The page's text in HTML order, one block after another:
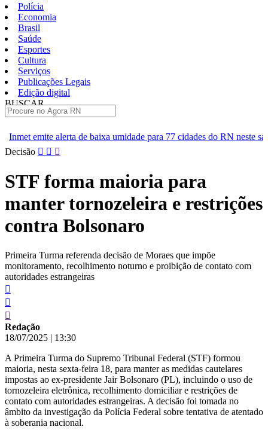
Polícia
Economia
Brasil
Saúde
Esportes
Cultura
Serviços
Publicações Legais
Edição digital
BUSCAR
baixa umidade para 77 cidades do RN neste sábado
Polícia
Pular
conteúdo
Decisão
STF forma maioria para
manter tornozeleira e restrições
contra Bolsonaro
Primeira Turma referenda decisão de Moraes que impõe
monitoramento, recolhimento noturno e proibição de contato com
autoridades estrangeiras
Redação
18/07/2025 | 13:30
A Primeira Turma do Supremo Tribunal Federal (STF) formou
maioria, nesta sexta-feira 18, para manter as medidas cautelares
impostas ao ex-presidente Jair Bolsonaro (PL), incluindo o uso de
tornozeleira eletrônica, recolhimento domiciliar e restrições de
contato com autoridades estrangeiras. A decisão foi tomada no
âmbito da investigação da Polícia Federal sobre tentativa de atentado
à soberania nacional.